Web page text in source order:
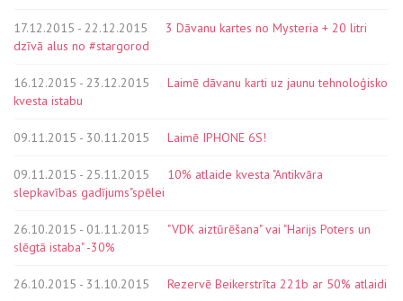
17.12.2015 - 22.12.2015
3 Dāvanu kartes no Mysteria + 20 litri
dzīvā alus no #stargorod
16.12.2015 - 23.12.2015
Laimē dāvanu karti uz jaunu tehnoloģisko
kvesta istabu
09.11.2015 - 30.11.2015 Laimē IPHONE 6S!
09.11.2015 - 25.11.2015
10% atlaide kvesta "Antikvāra
slepkavības gadījums"spēlei
26.10.2015 - 01.11.2015
"VDK aiztūrēšana" vai "Harijs Poters un
slēgtā istaba" -30%
26.10.2015 - 31.10.2015 Rezervē Beikerstrīta 221b ar 50% atlaidi